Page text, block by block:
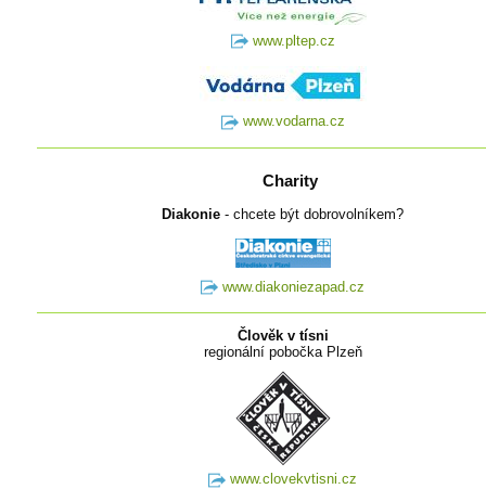
www.pltep.cz
www.vodarna.cz
Charity
Diakonie - chcete být dobrovolníkem?
www.diakoniezapad.cz
Člověk v tísni
regionální pobočka Plzeň
www.clovekvtisni.cz